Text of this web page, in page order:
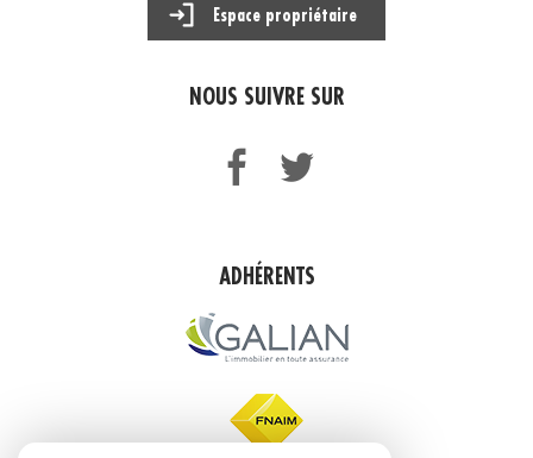
NOUS SUIVRE SUR
ADHÉRENTS
Espace propriétaire